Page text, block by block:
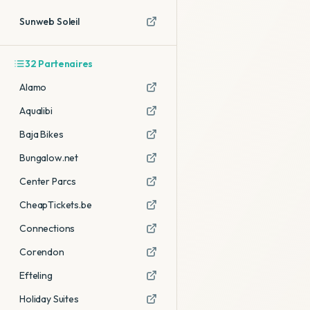
Sunweb Soleil
32 Partenaires
Alamo
Aqualibi
Baja Bikes
Bungalow.net
Center Parcs
CheapTickets.be
Connections
Corendon
Efteling
Holiday Suites